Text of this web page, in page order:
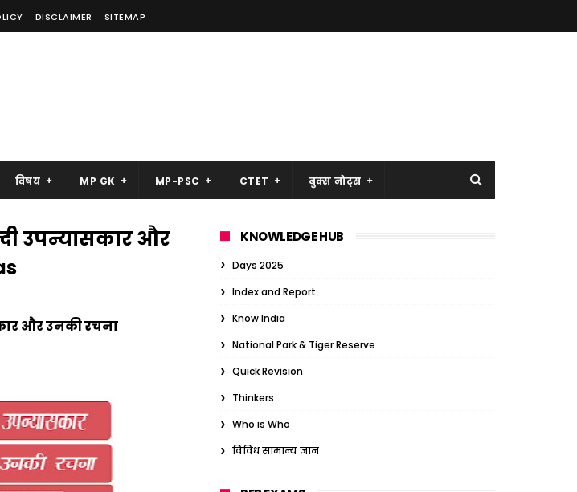
DISCLAIMER SITEMAP
विषय MP GK MP-PSC CTET बुक्स नोट्स
उपन्यासकार और
और उनकी रचना
KNOWLEDGE HUB
Days 2025
Index and Report
Know India
National Park & Tiger Reserve
Quick Revision
Thinkers
Who is Who
विविध सामान्य ज्ञान